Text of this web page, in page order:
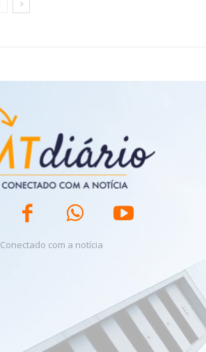
Conectado com a notícia